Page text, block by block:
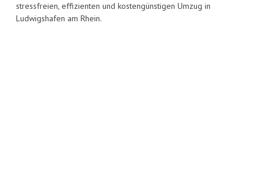
stressfreien, effizienten und kostengünstigen Umzug in
Ludwigshafen am Rhein.